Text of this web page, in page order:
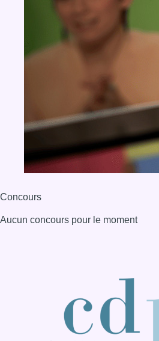
Concours
Aucun concours pour le moment